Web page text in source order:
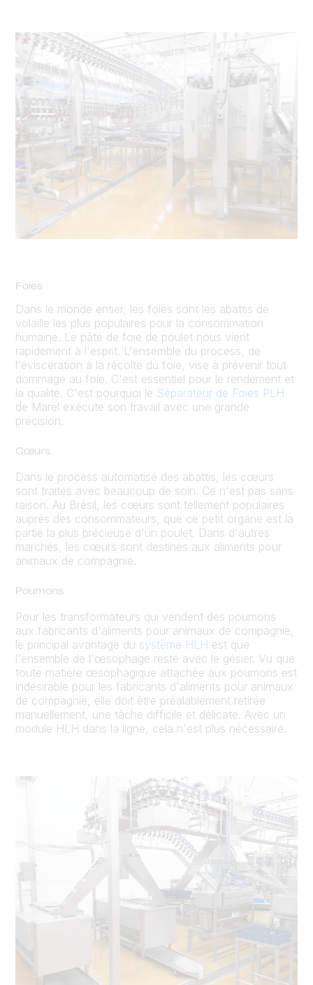
Foies
Dans le monde entier, les foies sont les abattis de
volaille les plus populaires pour la consommation
humaine. Le pâté de foie de poulet nous vient
rapidement à l'esprit. L'ensemble du process, de
l'éviscération à la récolte du foie, vise à prévenir tout
dommage au foie. C'est essentiel pour le rendement et
la qualité. C'est pourquoi le Séparateur de Foies PLH
de Marel exécute son travail avec une grande
précision.
Cœurs
Dans le process automatisé des abattis, les cœurs
sont traités avec beaucoup de soin. Ce n'est pas sans
raison. Au Brésil, les cœurs sont tellement populaires
auprès des consommateurs, que ce petit organe est la
partie la plus précieuse d'un poulet. Dans d'autres
marchés, les cœurs sont destinés aux aliments pour
animaux de compagnie.
Poumons
Pour les transformateurs qui vendent des poumons
aux fabricants d'aliments pour animaux de compagnie,
le principal avantage du système HLH est que
l'ensemble de l'œsophage reste avec le gésier. Vu que
toute matière œsophagique attachée aux poumons est
indésirable pour les fabricants d'aliments pour animaux
de compagnie, elle doit être préalablement retirée
manuellement, une tâche difficile et délicate. Avec un
module HLH dans la ligne, cela n'est plus nécessaire.